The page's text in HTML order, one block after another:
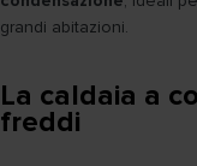
grandi abitazioni.
La caldaia a
freddi